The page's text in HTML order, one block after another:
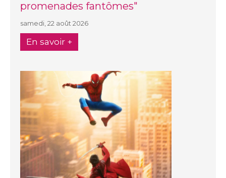
promenades fantômes"
samedi, 22 août 2026
En savoir +